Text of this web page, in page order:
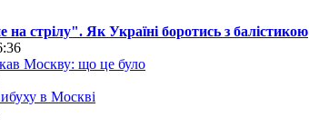
стрілу". Як Україні боротись з балістикою
Москву: що це було
в Москві